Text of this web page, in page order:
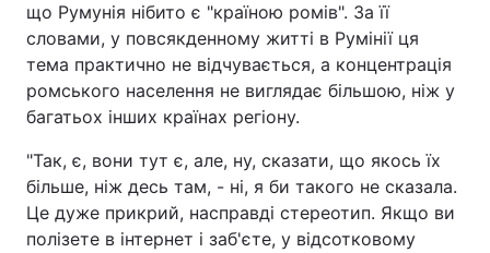
що Румунія нібито є "країною ромів". За її
словами, у повсякденному житті в Румінії ця
тема практично не відчувається, а концентрація
ромського населення не виглядає більшою, ніж у
багатьох інших країнах регіону.
"Так, є, вони тут є, але, ну, сказати, що якось їх
більше, ніж десь там, - ні, я би такого не сказала.
Це дуже прикрий, насправді стереотип. Якщо ви
полізете в інтернет і заб'єте, у відсотковому